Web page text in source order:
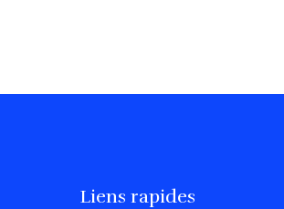
Liens rapides